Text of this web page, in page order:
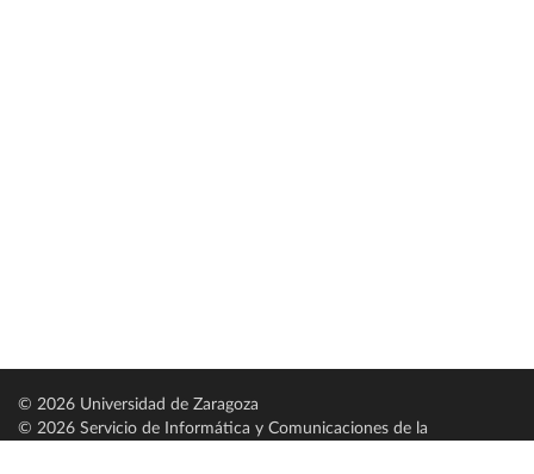
© 2026 Universidad de Zaragoza
© 2026 Servicio de Informática y Comunicaciones de la